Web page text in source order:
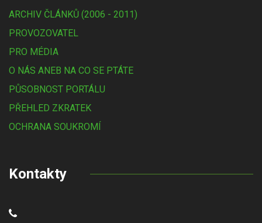
ARCHIV ČLÁNKŮ (2006 - 2011)
PROVOZOVATEL
PRO MÉDIA
O NÁS ANEB NA CO SE PTÁTE
PŮSOBNOST PORTÁLU
PŘEHLED ZKRATEK
OCHRANA SOUKROMÍ
Kontakty